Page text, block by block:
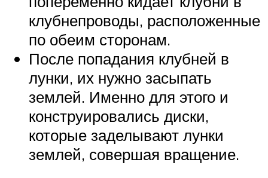
клубнепроводы, расположенные
по обеим сторонам.
После попадания клубней в
лунки, их нужно засыпать
землей. Именно для этого и
конструировались диски,
которые заделывают лунки
землей, совершая вращение.